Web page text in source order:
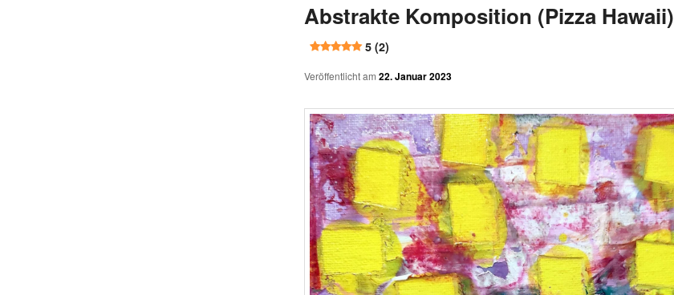
Abstrakte Komposition (Pizza Hawaii)
5 (2)
Veröffentlicht am22. Januar 2023